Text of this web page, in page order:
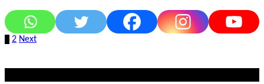
Paginación
2 Next